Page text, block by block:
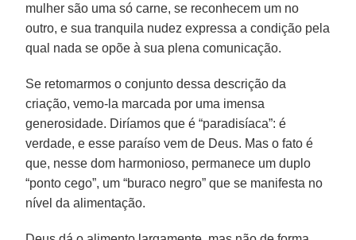
mulher são uma só carne, se reconhecem um no
outro, e sua tranquila nudez expressa a condição pela
qual nada se opõe à sua plena comunicação.
Se retomarmos o conjunto dessa descrição da
criação, vemo-la marcada por uma imensa
generosidade. Diríamos que é “paradisíaca”: é
verdade, e esse paraíso vem de Deus. Mas o fato é
que, nesse dom harmonioso, permanece um duplo
“ponto cego”, um “buraco negro” que se manifesta no
nível da alimentação.